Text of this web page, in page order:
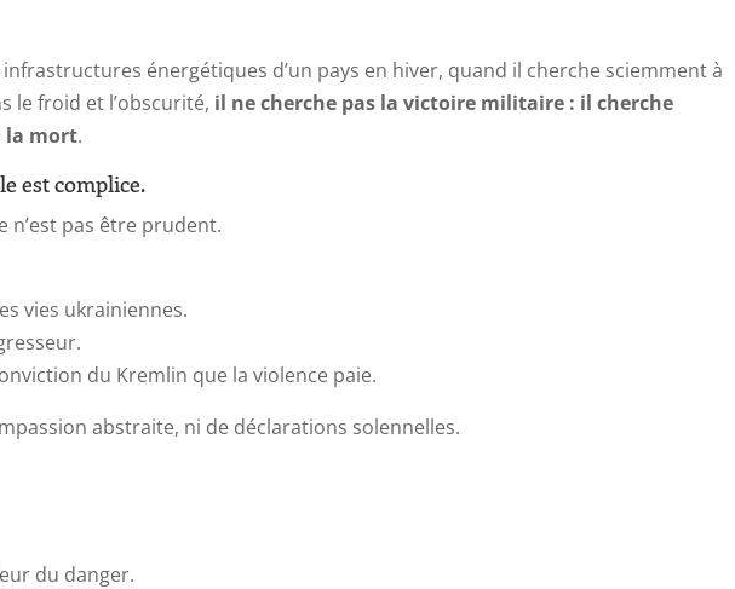
énergétiques d’un pays en hiver, quand il cherche sciemment à
le froid et l’obscurité, il ne cherche pas la victoire militaire : il cherche
la mort.
est complice.
n’est pas être prudent.
vies ukrainiennes.
du Kremlin que la violence paie.
abstraite, ni de déclarations solennelles.
du danger.